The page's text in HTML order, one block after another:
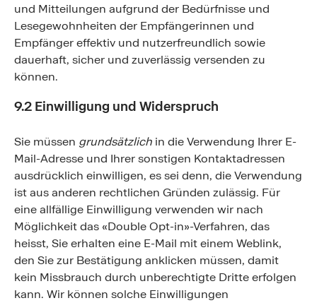
und Mitteilungen aufgrund der Bedürfnisse und
Lesegewohnheiten der Empfängerinnen und
Empfänger effektiv und nutzerfreundlich sowie
dauerhaft, sicher und zuverlässig versenden zu
können.
9.2 Einwilligung und Widerspruch
Sie müssen grundsätzlich in die Verwendung Ihrer E-
Mail-Adresse und Ihrer sonstigen Kontaktadressen
ausdrücklich einwilligen, es sei denn, die Verwendung
ist aus anderen rechtlichen Gründen zulässig. Für
eine allfällige Einwilligung verwenden wir nach
Möglichkeit das «Double Opt-in»-Verfahren, das
heisst, Sie erhalten eine E-Mail mit einem Weblink,
den Sie zur Bestätigung anklicken müssen, damit
kein Missbrauch durch unberechtigte Dritte erfolgen
kann. Wir können solche Einwilligungen